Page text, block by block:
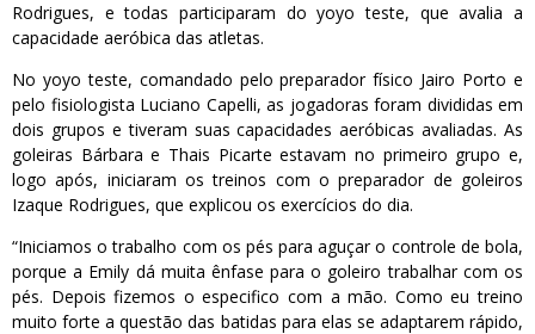
Rodrigues, e todas participaram do yoyo teste, que avalia a
capacidade aeróbica das atletas.
No yoyo teste, comandado pelo preparador físico Jairo Porto e
pelo fisiologista Luciano Capelli, as jogadoras foram divididas em
dois grupos e tiveram suas capacidades aeróbicas avaliadas. As
goleiras Bárbara e Thais Picarte estavam no primeiro grupo e,
logo após, iniciaram os treinos com o preparador de goleiros
Izaque Rodrigues, que explicou os exercícios do dia.
“Iniciamos o trabalho com os pés para aguçar o controle de bola,
porque a Emily dá muita ênfase para o goleiro trabalhar com os
pés. Depois fizemos o especifico com a mão. Como eu treino
muito forte a questão das batidas para elas se adaptarem rápido,